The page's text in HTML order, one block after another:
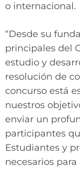
o internacional.
“Desde su
principales del
estudio y
resolución de
concurso está
nuestros
enviar un
participantes
Estudiantes y
necesarios